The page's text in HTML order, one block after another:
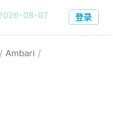
历史 238658 登录
Ambari